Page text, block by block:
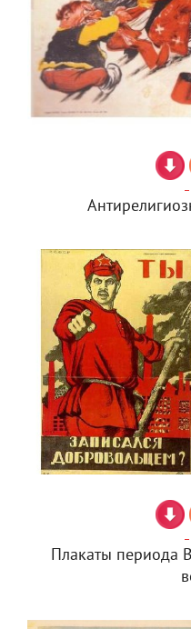
Плакаты периода